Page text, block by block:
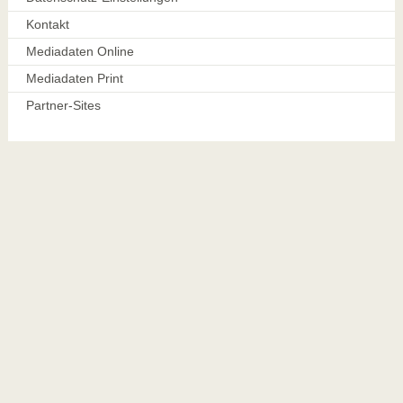
Kontakt
Mediadaten Online
Mediadaten Print
Partner-Sites